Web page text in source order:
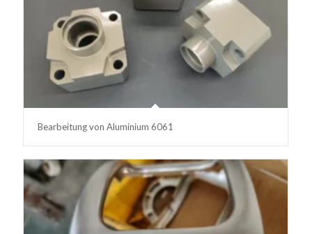
Bearbeitung von Aluminium 6061